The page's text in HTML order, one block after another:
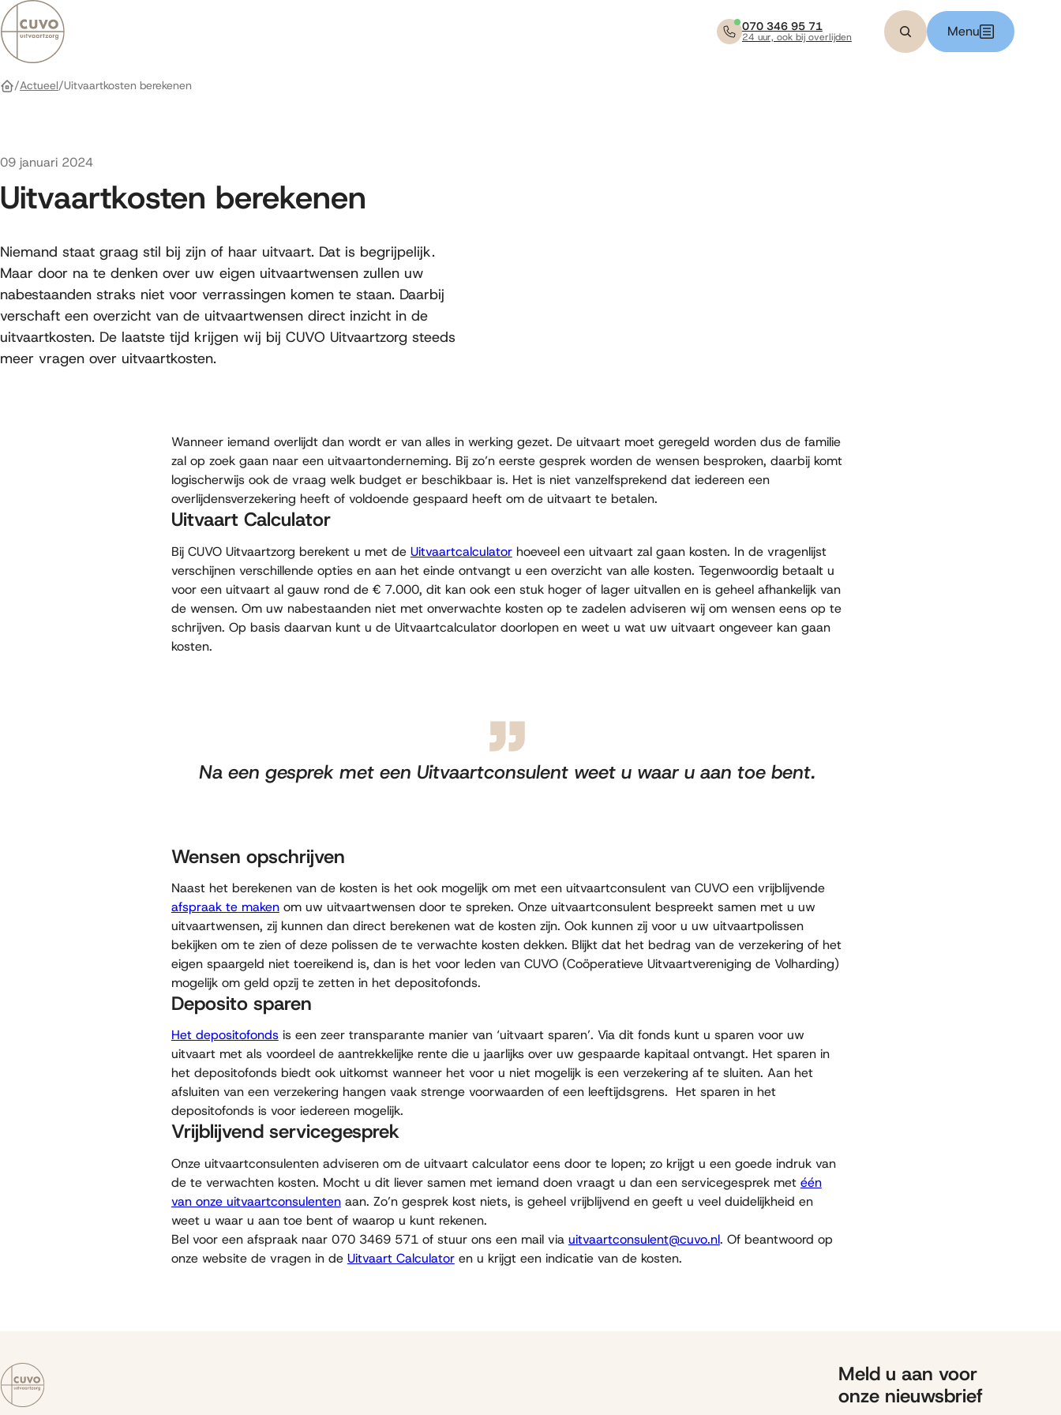
Zoeken
Menu
Bereken kosten
070 346 95 71
24 uur, ook bij overlijden
Home
Actueel Uitvaartkosten berekenen
Uitvaartkosten berekenen
Gepubliceerd op
09 januari 2024
Niemand staat graag stil bij zijn of haar uitvaart. Dat is begrijpelijk.
Maar door na te denken over uw eigen uitvaartwensen zullen uw
nabestaanden straks niet voor verrassingen komen te staan. Daarbij
verschaft een overzicht van de uitvaartwensen direct inzicht in de
uitvaartkosten. De laatste tijd krijgen wij bij CUVO Uitvaartzorg steeds
meer vragen over uitvaartkosten.
Wanneer iemand overlijdt dan wordt er van alles in werking gezet. De uitvaart moet geregeld worden dus de familie
zal op zoek gaan naar een uitvaartonderneming. Bij zo’n eerste gesprek worden de wensen besproken, daarbij komt
logischerwijs ook de vraag welk budget er beschikbaar is. Het is niet vanzelfsprekend dat iedereen een
overlijdensverzekering heeft of voldoende gespaard heeft om de uitvaart te betalen.
Uitvaart Calculator
Bij CUVO Uitvaartzorg berekent u met de Uitvaartcalculatorhoeveel een uitvaart zal gaan kosten. In de vragenlijst
verschijnen verschillende opties en aan het einde ontvangt u een overzicht van alle kosten. Tegenwoordig betaalt u
voor een uitvaart al gauw rond de € 7.000, dit kan ook een stuk hoger of lager uitvallen en is geheel afhankelijk van
de wensen. Om uw nabestaanden niet met onverwachte kosten op te zadelen adviseren wij om wensen eens op te
schrijven. Op basis daarvan kunt u de Uitvaartcalculator doorlopen en weet u wat uw uitvaart ongeveer kan gaan
kosten.
Na een gesprek met een Uitvaartconsulent weet u waar u aan toe bent.
Wensen opschrijven
Naast het berekenen van de kosten is het ook mogelijk om met een uitvaartconsulent van CUVO een vrijblijvende
afspraak te makenom uw uitvaartwensen door te spreken. Onze uitvaartconsulent bespreekt samen met u uw
uitvaartwensen, zij kunnen dan direct berekenen wat de kosten zijn. Ook kunnen zij voor u uw uitvaartpolissen
bekijken om te zien of deze polissen de te verwachte kosten dekken. Blijkt dat het bedrag van de verzekering of het
eigen spaargeld niet toereikend is, dan is het voor leden van CUVO (Coöperatieve Uitvaartvereniging de Volharding)
mogelijk om geld opzij te zetten in het depositofonds.
Deposito sparen
Het depositofondsis een zeer transparante manier van ‘uitvaart sparen’. Via dit fonds kunt u sparen voor uw
uitvaart met als voordeel de aantrekkelijke rente die u jaarlijks over uw gespaarde kapitaal ontvangt. Het sparen in
het depositofonds biedt ook uitkomst wanneer het voor u niet mogelijk is een verzekering af te sluiten. Aan het
afsluiten van een verzekering hangen vaak strenge voorwaarden of een leeftijdsgrens. Het sparen in het
depositofonds is voor iedereen mogelijk.
Vrijblijvend servicegesprek
Onze uitvaartconsulenten adviseren om de uitvaart calculator eens door te lopen; zo krijgt u een goede indruk van
de te verwachten kosten. Mocht u dit liever samen met iemand doen vraagt u dan een servicegesprek met één
van onze uitvaartconsulentenaan. Zo’n gesprek kost niets, is geheel vrijblijvend en geeft u veel duidelijkheid en
weet u waar u aan toe bent of waarop u kunt rekenen.
Bel voor een afspraak naar 070 3469 571 of stuur ons een mail via uitvaartconsulent@cuvo.nl. Of beantwoord op
onze website de vragen in de Uitvaart Calculatoren u krijgt een indicatie van de kosten.
Meld u aan voor
onze nieuwsbrief